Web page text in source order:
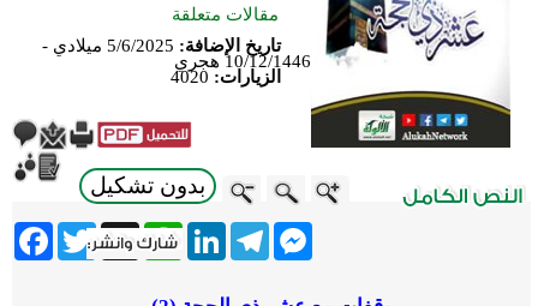
مقالات متعلقة
تاريخ الإضافة:
5/6/2025 ميلادي -
10/12/1446 هجري
الزيارات: 4020
بدون تشكيل
Twitter X
WhatsApp
LinkedInTelegram
Messenger